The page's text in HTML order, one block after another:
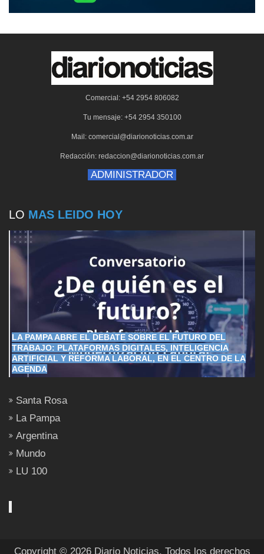
Comercial: +54 2954 806082
Tu mensaje: +54 2954 350100
Mail: comercial@diarionoticias.com.ar
Redacción: redaccion@diarionoticias.com.ar
ADMINISTRADOR
LO MAS LEIDO HOY
LA PAMPA ABRE EL DEBATE SOBRE EL FUTURO DEL
TRABAJO: PLATAFORMAS DIGITALES, INTELIGENCIA
ARTIFICIAL Y REFORMA LABORAL, EN EL CENTRO DE LA
AGENDA
Santa Rosa
La Pampa
Argentina
Mundo
LU 100
Copyright © 2026 Diario Noticias. Todos los derechos